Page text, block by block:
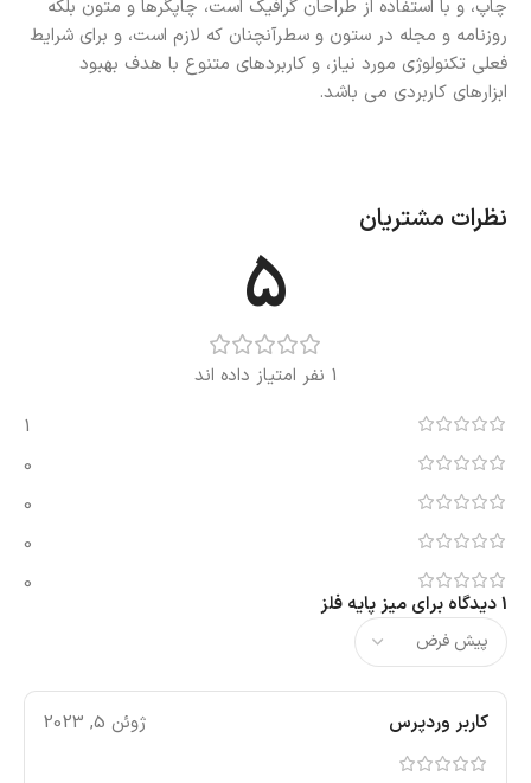
چاپ، و با استفاده از طراحان گرافیک است، چاپگرها و متون بلکه
روزنامه و مجله در ستون و سطرآنچنان که لازم است، و برای شرایط
فعلی تکنولوژی مورد نیاز، و کاربردهای متنوع با هدف بهبود
ابزارهای کاربردی می باشد.
نظرات مشتریان
5
1 نفر امتیاز داده اند
1
0
0
0
0
1 دیدگاه برای میز پایه فلز
کاربر وردپرس ژوئن 5, 2023